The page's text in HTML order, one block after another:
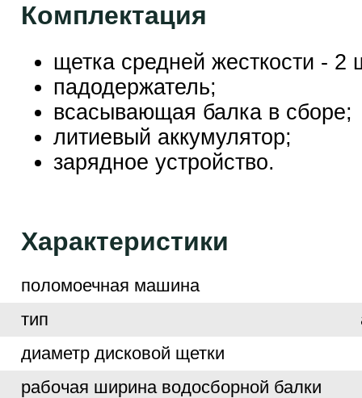
Комплектация
щетка средней жесткости - 2
падодержатель;
всасывающая балка в сборе;
литиевый аккумулятор;
зарядное устройство.
Характеристики
поломоечная машина
тип
диаметр дисковой щетки
рабочая ширина водосборной балки